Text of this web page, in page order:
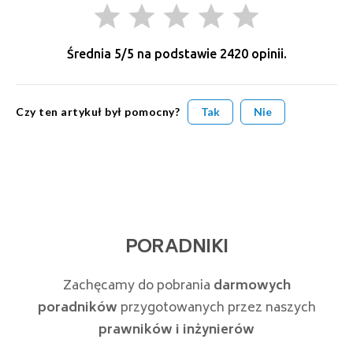
grade grade grade grade grade
Średnia 5/5 na podstawie 2420opinii.
Czy ten artykuł był pomocny? Tak Nie
PORADNIKI
Zachęcamy do pobrania darmowych
poradników przygotowanych przez naszych
prawników i inżynierów